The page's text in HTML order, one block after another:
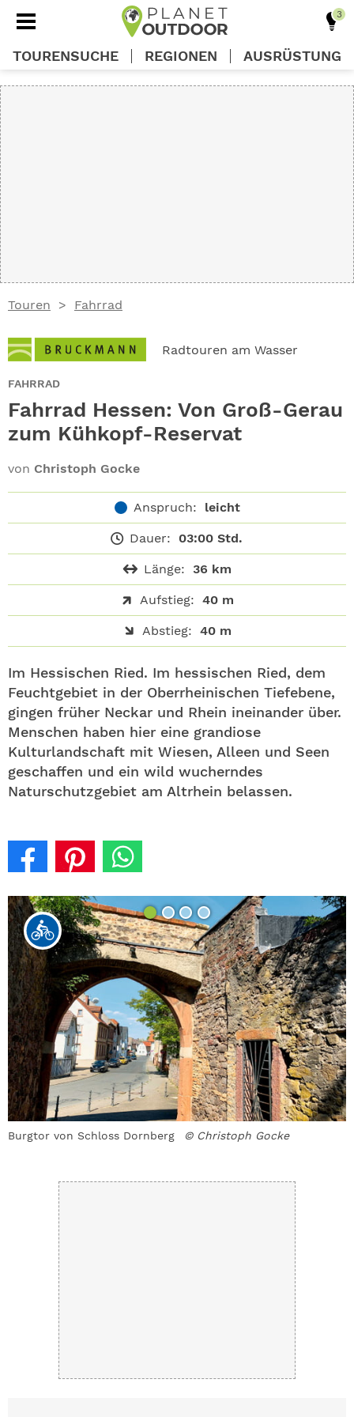
Touren Fahrrad
Radtouren am Wasser
FAHRRAD
Fahrrad Hessen: Von Groß-Gerau
zum Kühkopf-Reservat
von Christoph Gocke
Anspruch: leicht
Dauer: 03:00 Std.
Länge: 36 km
Aufstieg: 40 m
Abstieg: 40 m
Im Hessischen Ried. Im hessischen Ried, dem
Feuchtgebiet in der Oberrheinischen Tiefebene,
gingen früher Neckar und Rhein ineinander über.
Menschen haben hier eine grandiose
Kulturlandschaft mit Wiesen, Alleen und Seen
geschaffen und ein wild wucherndes
Naturschutzgebiet am Altrhein belassen.
Burgtor von Schloss Dornberg © Christoph Gocke
TOURENSUCHE REGIONEN AUSRÜSTUNG
ABO
GEWINNEN
NEWSLETTER
SHOP